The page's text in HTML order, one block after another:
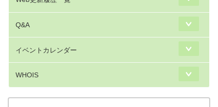
Q&A
イベントカレンダー
WHOIS